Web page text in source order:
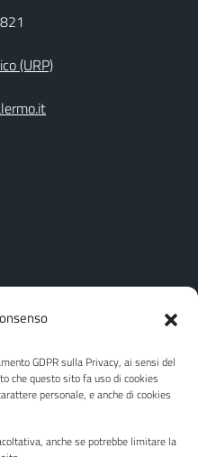
GDPR sulla Privacy, ai sensi del
che questo sito fa uso di cookies
personale, e anche di cookies
anche se potrebbe limitare la
(URP)